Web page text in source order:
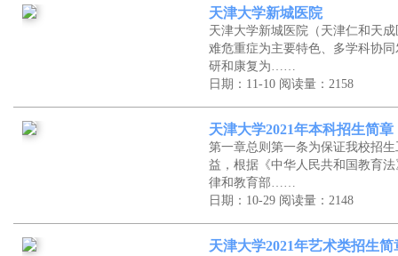
天津大学新城医院
天津大学新城医院（天津仁和天
难危重症为主要特色、多学科协
研和康复为……
日期：11-10 阅读量：2158
天津大学2021年本科招生简章
第一章总则第一条为保证我校招
益，根据《中华人民共和国教育
律和教育部……
日期：10-29 阅读量：2148
天津大学2021年艺术类招生简